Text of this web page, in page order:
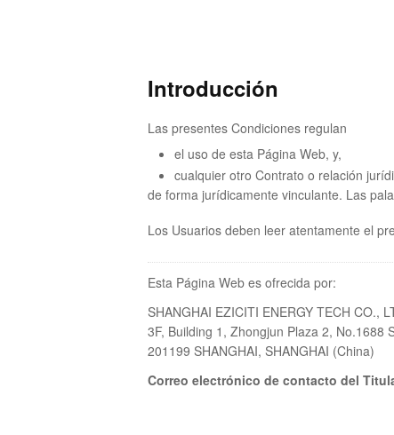
Introducción
Las presentes Condiciones regulan
el uso de esta Página Web, y,
cualquier otro Contrato o relación
de forma jurídicamente vinculante. Las
Los Usuarios deben leer atentamente el
Esta Página Web es ofrecida por:
SHANGHAI EZICITI ENERGY TECH CO.,
3F, Building 1, Zhongjun Plaza 2, No.1688
201199 SHANGHAI, SHANGHAI (China)
Correo electrónico de contacto del